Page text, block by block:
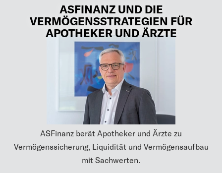
ASFINANZ UND DIE
VERMÖGENSSTRATEGIEN FÜR
APOTHEKER UND ÄRZTE
ASFinanz berät Apotheker und Ärzte zu
Vermögenssicherung, Liquidität und Vermögensaufbau
mit Sachwerten.